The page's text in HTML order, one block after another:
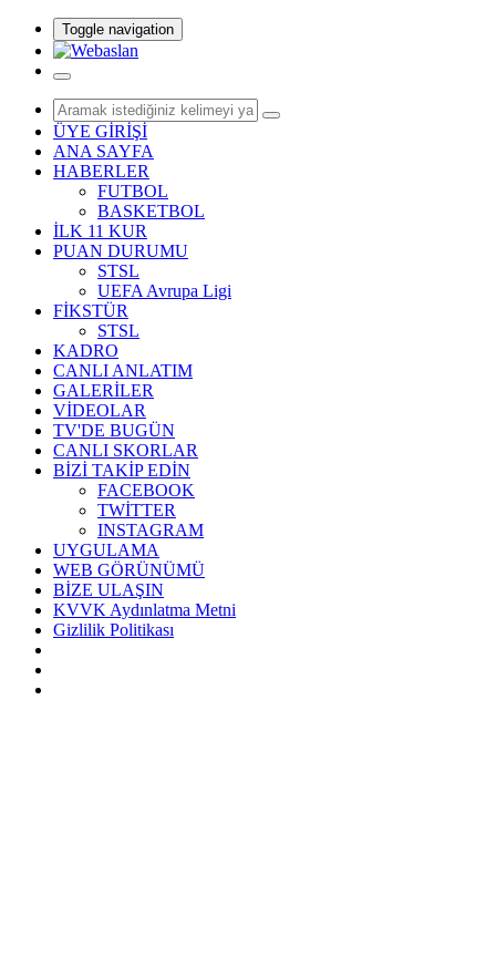
Toggle navigation
ÜYE GİRİŞİ
ANA SAYFA
HABERLER
FUTBOL
BASKETBOL
İLK 11 KUR
PUAN DURUMU
STSL
UEFA Avrupa Ligi
FİKSTÜR
STSL
KADRO
CANLI ANLATIM
GALERİLER
VİDEOLAR
TV'DE BUGÜN
CANLI SKORLAR
BİZİ TAKİP EDİN
FACEBOOK
TWİTTER
INSTAGRAM
UYGULAMA
WEB GÖRÜNÜMÜ
BİZE ULAŞIN
KVVK Aydınlatma Metni
Gizlilik Politikası